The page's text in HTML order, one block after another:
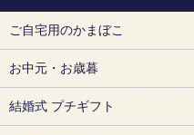
ご自宅用のかまぼこ
お中元・お歳暮
結婚式 プチギフト